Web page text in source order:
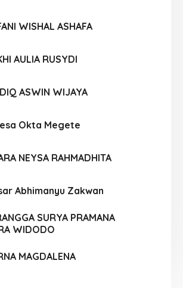
WISHAL ASHAFA
AULIA RUSYDI
ASWIN WIJAYA
Okta Megete
NEYSA RAHMADHITA
Abhimanyu Zakwan
SURYA PRAMANA
WIDODO
MAGDALENA